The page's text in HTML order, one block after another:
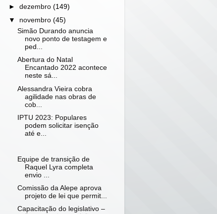
►dezembro(149)
▼ novembro(45)
Simão Durando anuncia
novo ponto de testagem e
ped...
Abertura do Natal
Encantado 2022 acontece
neste sá...
Alessandra Vieira cobra
agilidade nas obras de
cob...
IPTU 2023: Populares
podem solicitar isenção
até e...
Equipe de transição de
Raquel Lyra completa
envio ...
Comissão da Alepe aprova
projeto de lei que permit...
Capacitação do legislativo –